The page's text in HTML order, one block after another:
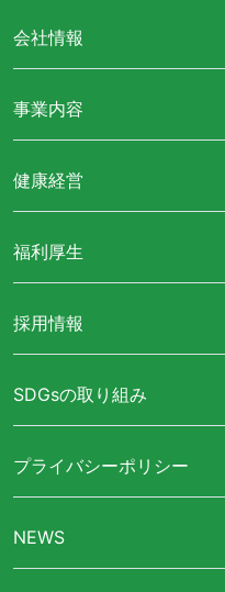
会社情報
事業内容
健康経営
福利厚生
採用情報
SDGsの取り組み
プライバシーポリシー
NEWS